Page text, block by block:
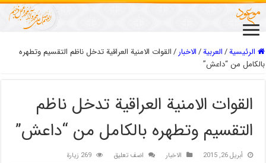
الرئيسية/العربیة/الاخبار/القوات الامنية العراقية تدخل ناظم التقسيم وتطهره
بالكامل من “داعش”
القوات الامنية العراقية تدخل ناظم
التقسيم وتطهره بالكامل من “داعش”
أبريل 26, 2015 الاخبار اضف تعليق 269 زيارة